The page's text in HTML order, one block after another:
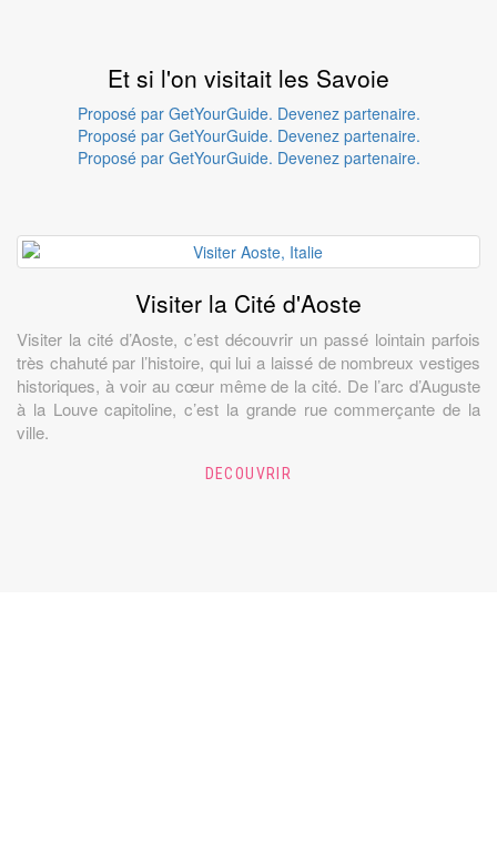
Et si l'on visitait les Savoie
Proposé par GetYourGuide. Devenez partenaire.
Proposé par GetYourGuide. Devenez partenaire.
Proposé par GetYourGuide. Devenez partenaire.
Visiter la Cité d'Aoste
Visiter la cité d’Aoste, c’est découvrir un passé lointain parfois
très chahuté par l’histoire, qui lui a laissé de nombreux vestiges
historiques, à voir au cœur même de la cité. De l’arc d’Auguste
à la Louve capitoline, c’est la grande rue commerçante de la
ville.
DECOUVRIR